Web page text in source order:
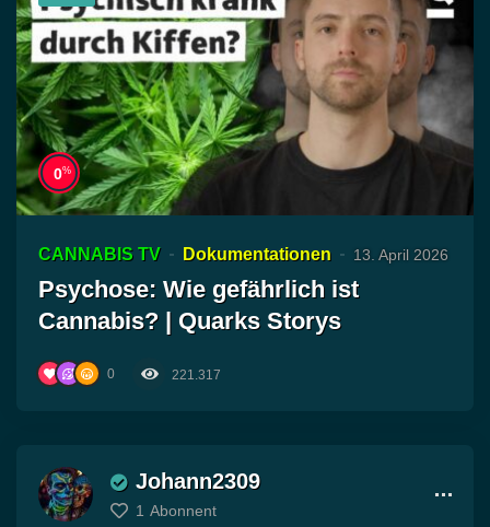
0%
CANNABIS TV Dokumentationen 13. April 2026
Psychose: Wie gefährlich ist
Cannabis? | Quarks Storys
0 221.317
Johann2309
1 Abonnent